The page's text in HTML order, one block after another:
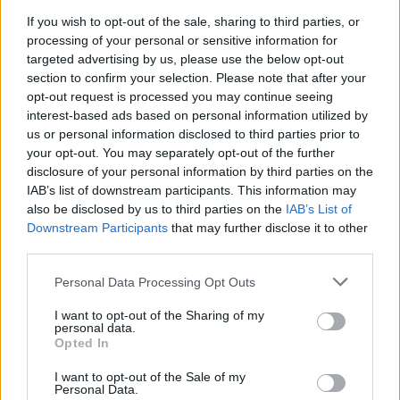
If you wish to opt-out of the sale, sharing to third parties, or
processing of your personal or sensitive information for
targeted advertising by us, please use the below opt-out
section to confirm your selection. Please note that after your
opt-out request is processed you may continue seeing
interest-based ads based on personal information utilized by
us or personal information disclosed to third parties prior to
your opt-out. You may separately opt-out of the further
disclosure of your personal information by third parties on the
IAB’s list of downstream participants. This information may
also be disclosed by us to third parties on the IAB’s List of
Downstream Participants that may further disclose it to other
Personal Data Processing Opt Outs
I want to opt-out of the Sharing of my
personal data.
Opted In
I want to opt-out of the Sale of my
Personal Data.
Ministerstvo životního prostředí aktualizovalo Národní
akční plán adaptace na změnu klimatu
7.8.2026 10:53 (ČTK)
Diskuse: 8
Ministerstvo životního
prostředí (MŽP) dokončilo
návrh aktualizace Národního
akčního plánu adaptace na
změnu klimatu pro období
2026–2030. Na opatření z Operačního fondu životního prostředí
(OPŽP) alokovalo celkem 11,2 miliardy korun. Od roku 2021 už bylo
z fondu částkou 8,6 miliard korun podpořeno 776 projektů
zaměřených na přizpůsobení se změně klimatu, prevenci rizik a
posilování odolnosti vůči klimatickým dopadům.
U Mallorky mělo moře přes rekordních 33 stupňů,
uvádí meteorologové
7.8.2026 10:45 (ČTK
Povrchová teplota moře u
Mallorky ve středu odpoledne